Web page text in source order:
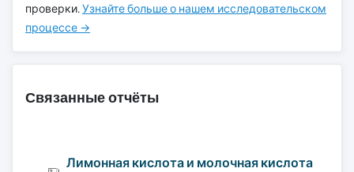
проверки.Узнайте больше о нашем исследовательском
процессе →
Связанные отчёты
Лимонная кислота и молочная кислота